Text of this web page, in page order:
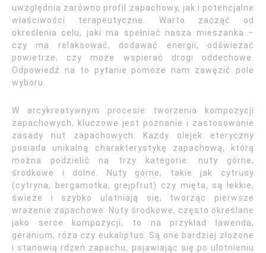
uwzględnia zarówno profil zapachowy, jak i potencjalne
właściwości terapeutyczne. Warto zacząć od
określenia celu, jaki ma spełniać nasza mieszanka –
czy ma relaksować, dodawać energii, odświeżać
powietrze, czy może wspierać drogi oddechowe.
Odpowiedź na to pytanie pomoże nam zawęzić pole
wyboru.
W arcykreatywnym procesie tworzenia kompozycji
zapachowych, kluczowe jest poznanie i zastosowanie
zasady nut zapachowych. Każdy olejek eteryczny
posiada unikalną charakterystykę zapachową, którą
można podzielić na trzy kategorie: nuty górne,
środkowe i dolne. Nuty górne, takie jak cytrusy
(cytryna, bergamotka, grejpfrut) czy mięta, są lekkie,
świeże i szybko ulatniają się, tworząc pierwsze
wrażenie zapachowe. Nuty środkowe, często określane
jako serce kompozycji, to na przykład lawenda,
geranium, róża czy eukaliptus. Są one bardziej złożone
i stanowią rdzeń zapachu, pojawiając się po ulotnieniu